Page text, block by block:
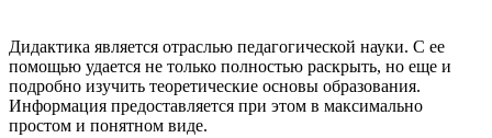
Дидактика является отраслью педагогической науки. С ее
помощью удается не только полностью раскрыть, но еще и
подробно изучить теоретические основы образования.
Информация предоставляется при этом в максимально
простом и понятном виде.